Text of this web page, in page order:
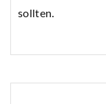
sollten.